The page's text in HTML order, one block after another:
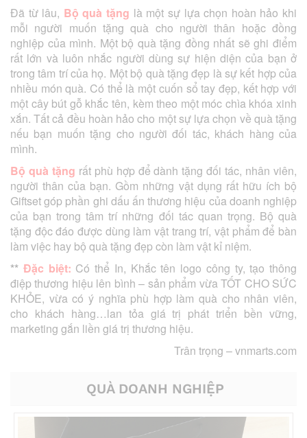
Đã từ lâu, Bộ quà tặng là một sự lựa chọn hoàn hảo khi
mỗi người muốn tặng quà cho người thân hoặc đồng
nghiệp của mình. Một bộ quà tặng đồng nhất sẽ ghi điểm
rất lớn và luôn nhắc người dùng sự hiện diện của bạn ở
trong tâm trí của họ. Một bộ quà tặng đẹp là sự kết hợp của
nhiều món quà. Có thể là một cuốn sổ tay đẹp, kết hợp với
một cây bút gỗ khắc tên, kèm theo một móc chìa khóa xinh
xắn. Tất cả đều hoàn hảo cho một sự lựa chọn về quà tặng
nếu bạn muốn tặng cho người đối tác, khách hàng của
mình.
Bộ quà tặng rất phù hợp để dành tặng đối tác, nhân viên,
người thân của bạn. Gồm những vật dụng rất hữu ích bộ
Giftset góp phần ghi dấu ấn thương hiệu của doanh nghiệp
của bạn trong tâm trí những đối tác quan trọng. Bộ quà
tặng độc đáo được dùng làm vật trang trí, vật phẩm để bàn
làm việc hay bộ quà tặng đẹp còn làm vật kỉ niệm.
** Đặc biệt: Có thể In, Khắc tên logo công ty, tạo thông
điệp thương hiệu lên bình – sản phẩm vừa TỐT CHO SỨC
KHỎE, vừa có ý nghĩa phù hợp làm quà cho nhân viên,
cho khách hàng…lan tỏa giá trị phát triển bền vững,
marketing gắn liền giá trị thương hiệu.
Trân trọng –vnmarts.com
QUÀ DOANH NGHIỆP